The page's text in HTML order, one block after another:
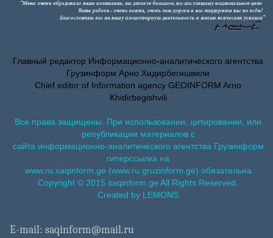
Главный редактор Информационно-аналитического агентства
Грузинформ Арно Хидирбегишвили
Chief editor of Information agency GEOINFORM Arno
Khidirbegishvili
Все права защищены. При использовании, цитировании, или
републикации материалов с
сайта информационно-аналитического агентства Грузинформ
гиперссылка на
www.ru.saqinform.ge (www.ru.gruzinform.ge) обязательна.
Copyright © 2015 saqinform.ge All Rights Reserved.
Created by LEMONS
E-mail: saqinform@mail.ru